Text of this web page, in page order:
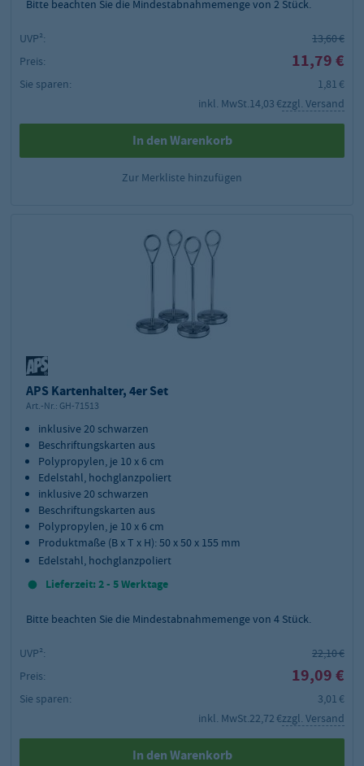
Bitte beachten Sie die Mindestabnahmemenge von 2 Stück.
UVP²:
13,60 €
Preis:
11,79 €
Sie sparen:
1,81 €
inkl. MwSt.14,03 €zzgl. Versand
In den Warenkorb
Zur Merkliste hinzufügen
APS Kartenhalter, 4er Set
Art.-Nr.: GH-71513
inklusive 20 schwarzen
Beschriftungskarten aus
Polypropylen, je 10 x 6 cm
Edelstahl, hochglanzpoliert
inklusive 20 schwarzen
Beschriftungskarten aus
Polypropylen, je 10 x 6 cm
Produktmaße (B x T x H): 50 x 50 x 155 mm
Edelstahl, hochglanzpoliert
Lieferzeit: 2 - 5 Werktage
Bitte beachten Sie die Mindestabnahmemenge von 4 Stück.
UVP²:
22,10 €
Preis:
19,09 €
Sie sparen:
3,01 €
inkl. MwSt.22,72 €zzgl. Versand
In den Warenkorb